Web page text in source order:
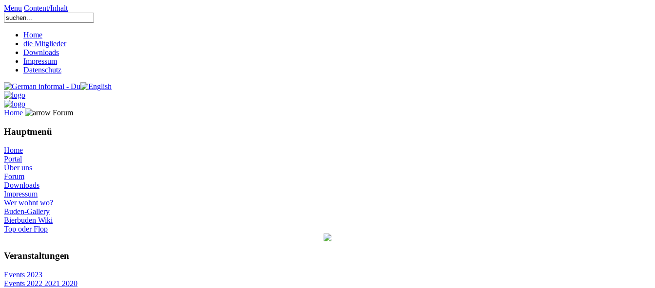
Menu Content/Inhalt
Home
die Mitglieder
Downloads
Impressum
Datenschutz
Home Forum
Hauptmenü
Home
Portal
Über uns
Forum
Downloads
Impressum
Wer wohnt wo?
Buden-Gallery
Bierbuden Wiki
Top oder Flop
Veranstaltungen
Events 2023
Events 2022 2021 2020